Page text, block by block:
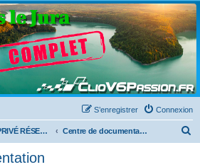
Clio V6
Connexion
S’enregistrer
FORUM PRIVÉ RÉSERVÉ AUX MEMBRES DU CLUB Centre de documentation